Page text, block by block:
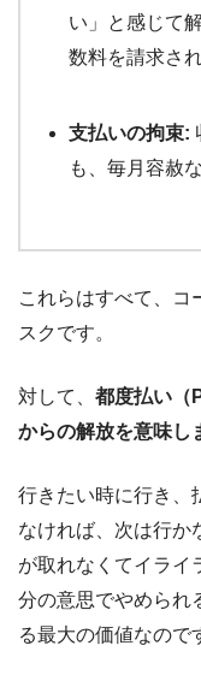
い」と感じて
数料を請求さ
支払いの拘束:
も、毎月容赦
これらはすべて、コ
スクです。
対して、 都度払い（
からの解放を意味し
行きたい時に行き、
なければ、次は行か
が取れなくてイライ
分の意思でやめられ
る最大の価値なので